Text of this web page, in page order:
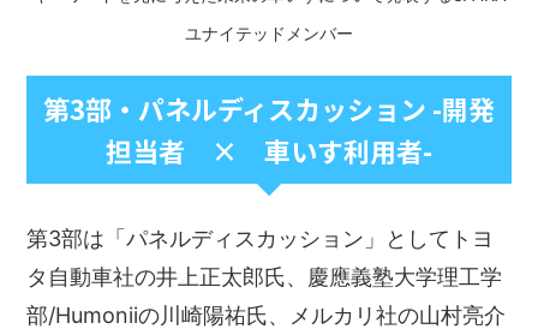
ユナイテッドメンバー
第3部・パネルディスカッション -開発
担当者 × 車いす利用者-
第3部は「パネルディスカッション」としてトヨ
タ自動車社の井上正太郎氏、慶應義塾大学理工学
部/Humoniiの川崎陽祐氏、メルカリ社の山村亮介